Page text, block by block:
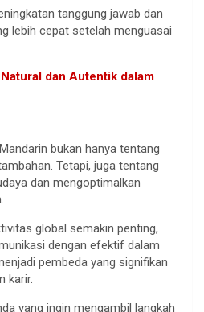
tanggung jawab dan
lebih cepat setelah menguasai
dan Autentik dalam
bukan hanya tentang
Tetapi, juga tentang
dan mengoptimalkan
global semakin penting,
dengan efektif dalam
pembeda yang signifikan
karir.
yang ingin mengambil langkah